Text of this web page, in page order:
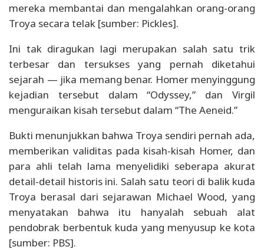
mereka membantai dan mengalahkan orang-orang
Troya secara telak [sumber: Pickles].
Ini tak diragukan lagi merupakan salah satu trik
terbesar dan tersukses yang pernah diketahui
sejarah — jika memang benar. Homer menyinggung
kejadian tersebut dalam “Odyssey,” dan Virgil
menguraikan kisah tersebut dalam “The Aeneid.”
Bukti menunjukkan bahwa Troya sendiri pernah ada,
memberikan validitas pada kisah-kisah Homer, dan
para ahli telah lama menyelidiki seberapa akurat
detail-detail historis ini. Salah satu teori di balik kuda
Troya berasal dari sejarawan Michael Wood, yang
menyatakan bahwa itu hanyalah sebuah alat
pendobrak berbentuk kuda yang menyusup ke kota
[sumber: PBS].